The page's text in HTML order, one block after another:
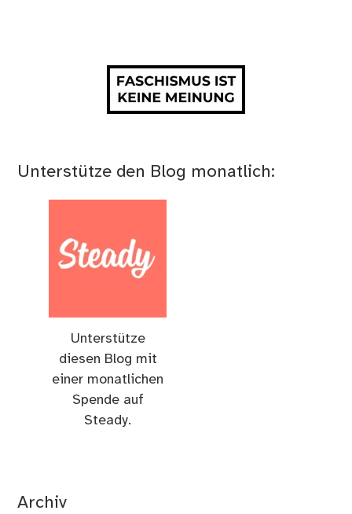
Unterstütze den Blog monatlich:
Unterstütze
diesen Blog mit
einer monatlichen
Spende auf
Steady.
Archiv